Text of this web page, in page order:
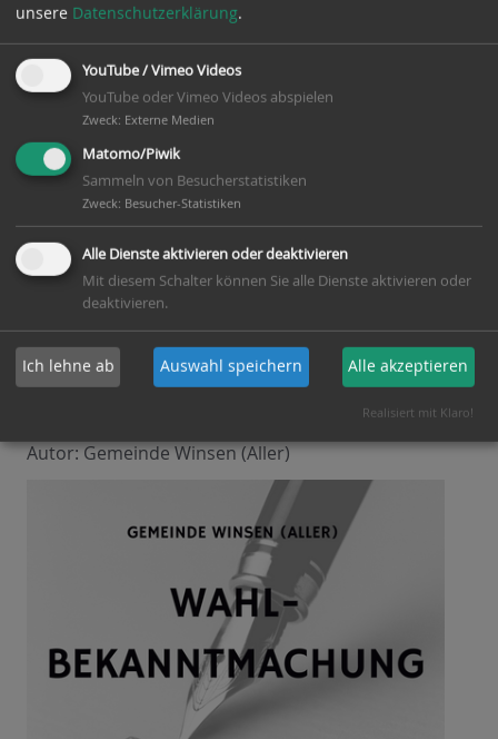
Gemeindegebiet Winsen
(Aller); Hier: Gebiet
„Örtzeheide“
Liebe Bürgerinnen und Bürger der Gemeinde
Winsen (Aller),
die Gemeinde Winsen (Aller) nimmt ab sofort eine
Überprüfung des öffentlichen Straßenseitenraums
des Gebiets „Örtzeheide“ vor. Davon…
[ weiterlesen ]
Autor: Gemeinde Winsen (Aller)
unsere Datenschutzerklärung.
YouTube / Vimeo Videos
YouTube oder Vimeo Videos abspielen
Zweck: Externe Medien
Matomo/Piwik
Sammeln von Besucherstatistiken
Zweck: Besucher-Statistiken
Alle Dienste aktivieren oder deaktivieren
Mit diesem Schalter können Sie alle Dienste aktivieren oder
deaktivieren.
Ich lehne ab Auswahl speichern Alle akzeptieren
Realisiert mit Klaro!